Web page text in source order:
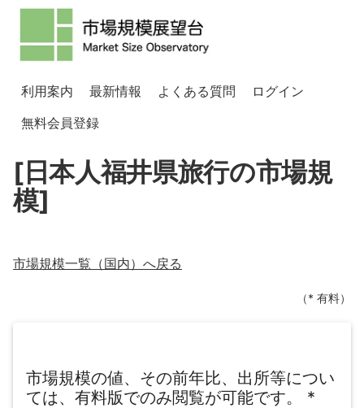
利用案内 最新情報 よくある質問
ログイン
無料会員登録
[日本人福井県旅行の市場規
模]
市場規模一覧（国内）へ戻る
（* 有料）
市場規模の値、その前年比、出所等につい
ては、有料版でのみ閲覧が可能です。
*